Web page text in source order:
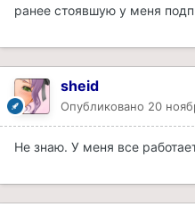
ранее стоявшую у меня
sheid
Опубликовано 20
Не знаю. У меня все